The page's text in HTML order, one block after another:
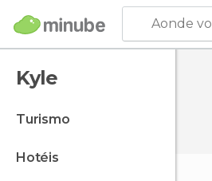
Aonde
Kyle
turismo
hotéis